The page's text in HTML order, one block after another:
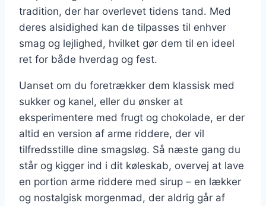
tradition, der har overlevet tidens tand. Med
deres alsidighed kan de tilpasses til enhver
smag og lejlighed, hvilket gør dem til en ideel
ret for både hverdag og fest.
Uanset om du foretrækker dem klassisk med
sukker og kanel, eller du ønsker at
eksperimentere med frugt og chokolade, er der
altid en version af arme riddere, der vil
tilfredsstille dine smagsløg. Så næste gang du
står og kigger ind i dit køleskab, overvej at lave
en portion arme riddere med sirup – en lækker
og nostalgisk morgenmad, der aldrig går af